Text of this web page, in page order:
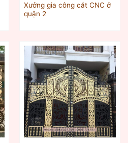
Xưởng gia công cắt CNC ở
quận 2